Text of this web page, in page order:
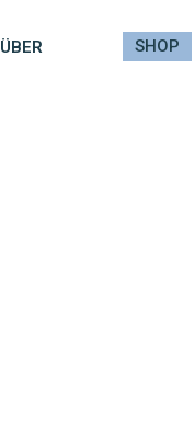
ÜBER SHOP